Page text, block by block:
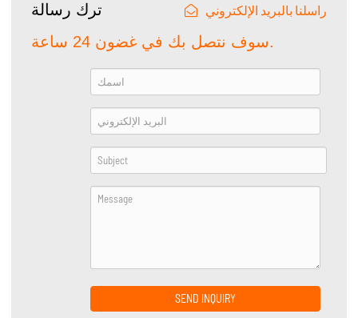
ترك رسالة راسلنا بالبريد الإلكتروني
سوف نتصل بك في غضون 24 ساعة.
SEND INQUIRY